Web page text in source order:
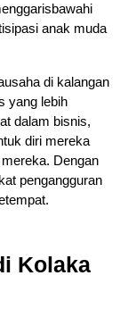
anak muda
di kalangan
yang lebih
dalam bisnis,
diri mereka
Dengan
pengangguran
Kolaka